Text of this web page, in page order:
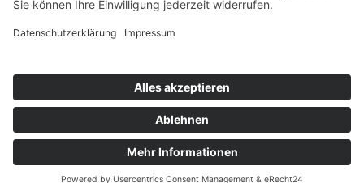
Jetzt an der STUDIE360 teilnehmen
Wir möchten Transparenz mit einheitlichen Kriterien
kostenlose Teilnahme wichtig. Die Ergebnisse werden
umgehend nach Teilnahme und Auswertung auf
unserer Webseite zur Verfügung gestellt.
Jetzt teilnehmen